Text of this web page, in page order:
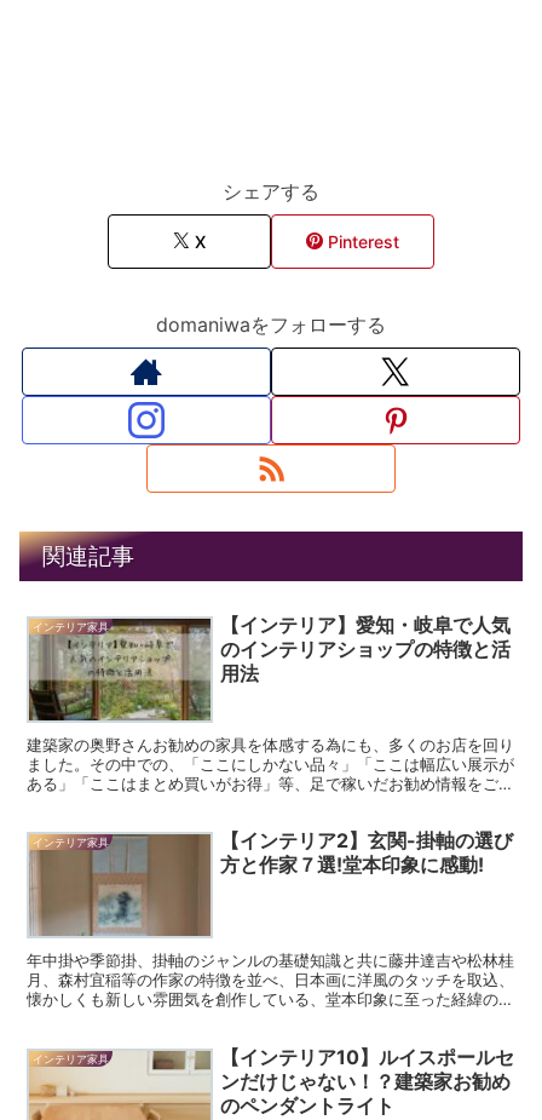
シェアする
X Pinterest
domaniwaをフォローする
関連記事
インテリア家具
【インテリア】愛知・岐阜で人気
のインテリアショップの特徴と活
用法
建築家の奥野さんお勧めの家具を体感する為にも、多くのお店を回り
ました。その中での、「ここにしかない品々」「ここは幅広い展示が
ある」「ここはまとめ買いがお得」等、足で稼いだお勧め情報をご紹
インテリア家具
【インテリア2】玄関-掛軸の選び
方と作家７選!堂本印象に感動!
年中掛や季節掛、掛軸のジャンルの基礎知識と共に藤井達吉や松林桂
月、森村宜稲等の作家の特徴を並べ、日本画に洋風のタッチを取込、
懐かしくも新しい雰囲気を創作している、堂本印象に至った経緯の紹
インテリア家具
【インテリア10】ルイスポールセ
ンだけじゃない！？建築家お勧め
のペンダントライト